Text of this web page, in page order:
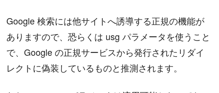
Google 検索には他サイトへ誘導する正規の機能が
ありますので、恐らくは usg パラメータを使うこと
で、Google の正規サービスから発行されたリダイ
レクトに偽装しているものと推測されます。